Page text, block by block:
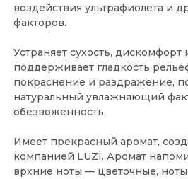
воздействия ультрафиолета и
факторов.
Устраняет сухость, дискомфорт
поддерживает гладкость
покраснение и раздражение,
натуральный увлажняющий
обезвоженность.
Имеет прекрасный аромат,
компанией LUZI. Аромат
врхние ноты — цветочные,